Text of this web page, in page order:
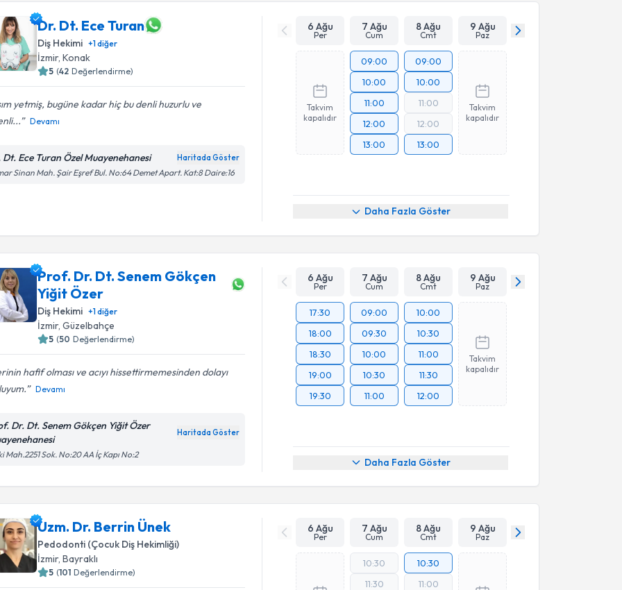
Dr. Dt. Ece Turan
Diş Hekimi +1diğer
İzmir, Konak
5 (42 Değerlendirme)
yetmiş, bugüne kadar hiç bu denli huzurlu ve
Devamı
Dt. Ece Turan Özel Muayenehanesi Haritada Göster
Sinan Mah. Şair Eşref Bul. No:64 Demet Apart. Kat:8 Daire:16
6 Ağu
Per
7 Ağu
Cum
8 Ağu
Cmt
9 Ağu
Paz
Takvim
kapalıdır
09:00
10:00
11:00
12:00
13:00
09:00
10:00
11:00
12:00
13:00
Takvim
kapalıdır
Daha Fazla Göster
Prof. Dr. Dt. Senem Gökçen
Yiğit Özer
Diş Hekimi +1diğer
İzmir, Güzelbahçe
5 (50 Değerlendirme)
hafif olması ve acıyı hissettirmemesinden dolayı
Devamı
Dr. Dt. Senem Gökçen Yiğit Özer
Haritada Göster
Mah.2251 Sok. No:20 AA İç Kapı No:2
6 Ağu
Per
7 Ağu
Cum
8 Ağu
Cmt
9 Ağu
Paz
17:30
18:00
18:30
19:00
19:30
09:00
09:30
10:00
10:30
11:00
10:00
10:30
11:00
11:30
12:00
Takvim
kapalıdır
Daha Fazla Göster
Uzm. Dr. Berrin Ünek
Pedodonti (Çocuk Diş Hekimliği)
İzmir, Bayraklı
5 (101 Değerlendirme)
6 Ağu
Per
7 Ağu
Cum
8 Ağu
Cmt
9 Ağu
Paz
10:30
11:30
10:30
11:00